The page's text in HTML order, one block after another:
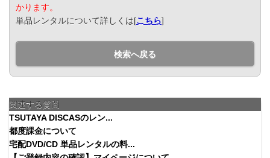
かります。
単品レンタルについて詳しくは[こちら]
検索へ戻る
関連する質問
TSUTAYA DISCASのレン...
都度課金について
宅配DVD/CD 単品レンタルの料...